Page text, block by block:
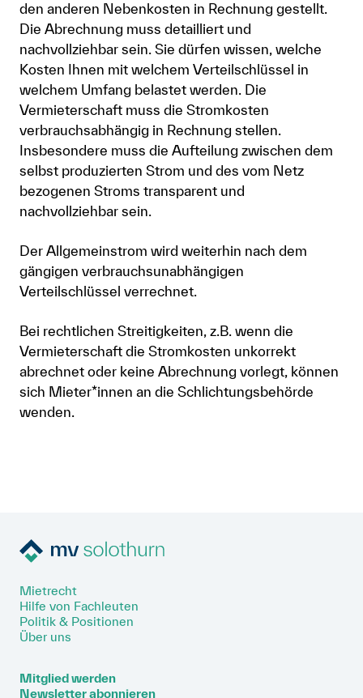
den anderen Nebenkosten in Rechnung gestellt.
Die Abrechnung muss detailliert und
nachvollziehbar sein. Sie dürfen wissen, welche
Kosten Ihnen mit welchem Verteilschlüssel in
welchem Umfang belastet werden. Die
Vermieterschaft muss die Stromkosten
verbrauchsabhängig in Rechnung stellen.
Insbesondere muss die Aufteilung zwischen dem
selbst produzierten Strom und des vom Netz
bezogenen Stroms transparent und
nachvollziehbar sein.
Der Allgemeinstrom wird weiterhin nach dem
gängigen verbrauchsunabhängigen
Verteilschlüssel verrechnet.
Bei rechtlichen Streitigkeiten, z.B. wenn die
Vermieterschaft die Stromkosten unkorrekt
abrechnet oder keine Abrechnung vorlegt, können
sich Mieter*innen an die Schlichtungsbehörde
wenden.
Mietrecht
Hilfe von Fachleuten
Politik & Positionen
Über uns
Mitglied werden
Newsletter abonnieren